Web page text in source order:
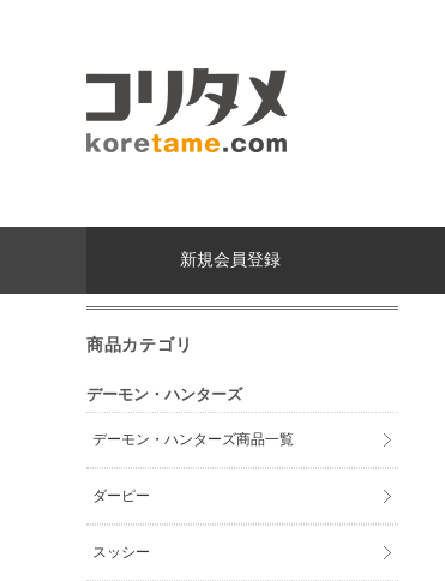
新規会員登録
商品カテゴリ
デーモン・ハンターズ
デーモン・ハンターズ商品一覧
ダーピー
スッシー